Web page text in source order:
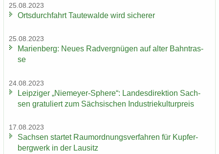
25.08.2023
Orts­durch­fahrt Tau­te­wal­de wird si­che­rer
25.08.2023
Ma­ri­en­berg: Neues Rad­ver­gnü­gen auf alter Bahn­tras­
se
24.08.2023
Leip­zi­ger „Niemeyer-​Sphere“: Lan­des­di­rek­ti­on Sach­
sen gra­tu­liert zum Säch­si­schen In­dus­trie­kul­tur­preis
17.08.2023
Sach­sen star­tet Raum­ord­nungs­ver­fah­ren für Kup­fer­
berg­werk in der Lau­sitz